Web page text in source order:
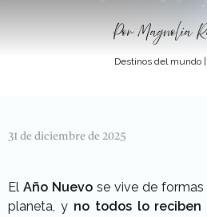
Por Magnolia
Destinos del mundo |
31 de diciembre de 2025
El Año Nuevo se vive de
planeta, y no todos lo reciben